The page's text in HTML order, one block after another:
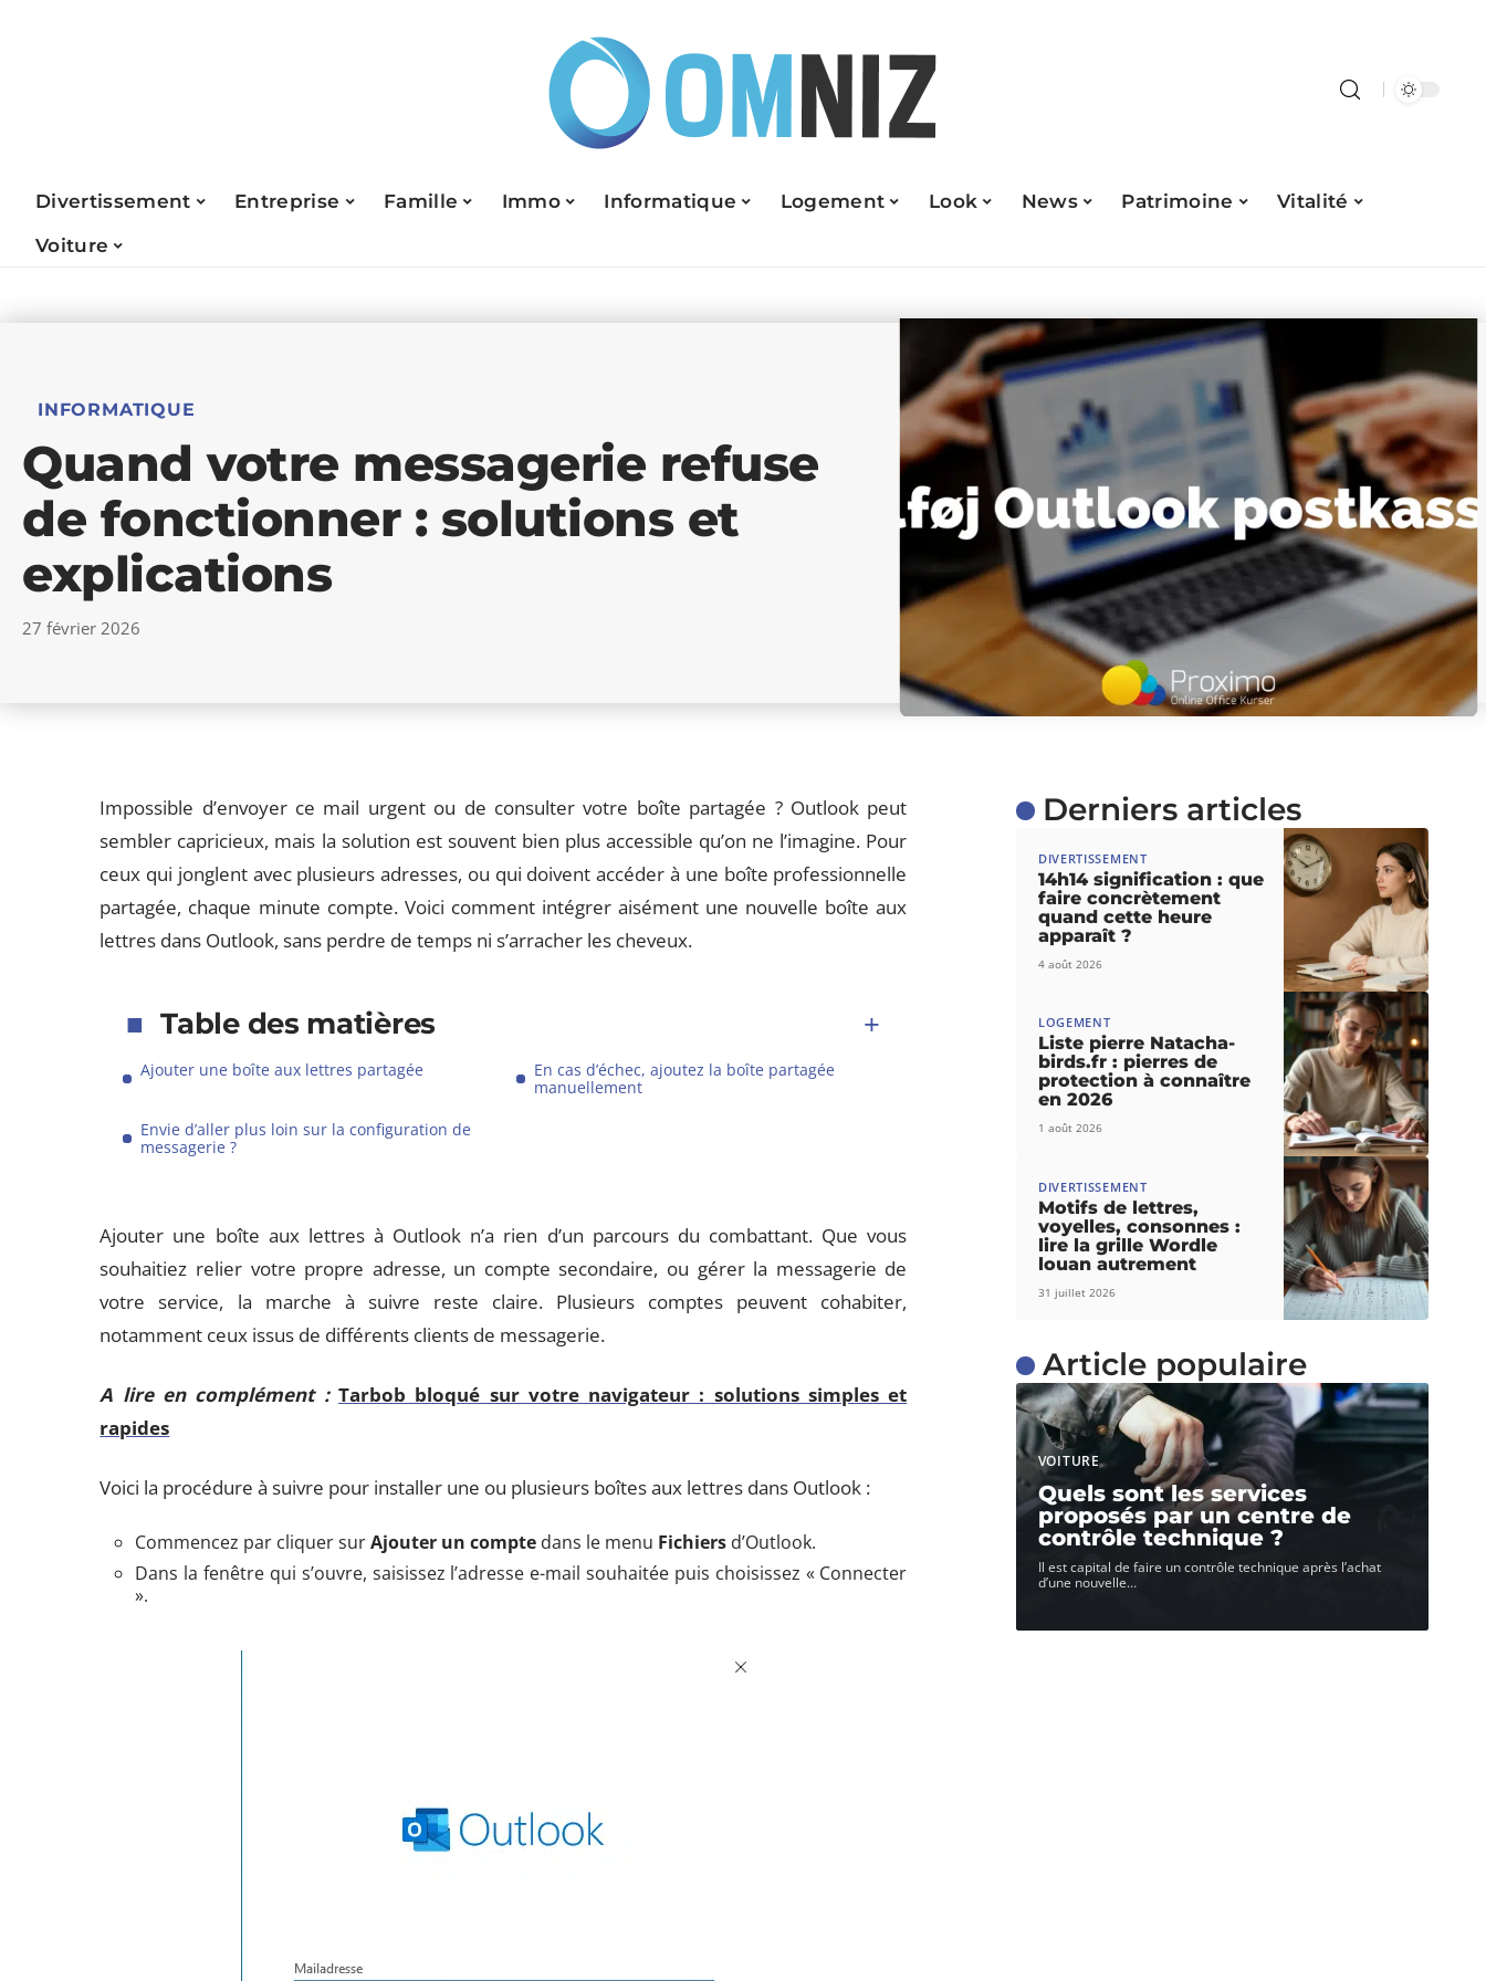
Divertissement Entreprise Famille Immo Informatique Logement Look News Patrimoine
Vitalité
Voiture
INFORMATIQUE
Quand votre messagerie refuse
de fonctionner : solutions et
explications
27 février 2026
Impossible d’envoyer ce mail urgent ou de consulter votre boîte partagée ? Outlook peut
sembler capricieux, mais la solution est souvent bien plus accessible qu’on ne l’imagine. Pour
ceux qui jonglent avec plusieurs adresses, ou qui doivent accéder à une boîte professionnelle
partagée, chaque minute compte. Voici comment intégrer aisément une nouvelle boîte aux
lettres dans Outlook, sans perdre de temps ni s’arracher les cheveux.
Table des matières
Ajouter une boîte aux lettres partagée
En cas d’échec, ajoutez la boîte partagée
manuellement
Envie d’aller plus loin sur la configuration de
messagerie ?
Ajouter une boîte aux lettres à Outlook n’a rien d’un parcours du combattant. Que vous
souhaitiez relier votre propre adresse, un compte secondaire, ou gérer la messagerie de
votre service, la marche à suivre reste claire. Plusieurs comptes peuvent cohabiter,
notamment ceux issus de différents clients de messagerie.
A lire en complément : Tarbob bloqué sur votre navigateur : solutions simples et
rapides
Voici la procédure à suivre pour installer une ou plusieurs boîtes aux lettres dans Outlook :
Commencez par cliquer surAjouter un compte dans le menu Fichiers d’Outlook.
Dans la fenêtre qui s’ouvre, saisissez l’adresse e-mail souhaitée puis choisissez « Connecter
».
Derniers articles
DIVERTISSEMENT
14h14 signification : que
faire concrètement
quand cette heure
apparaît ?
4 août 2026
LOGEMENT
Liste pierre Natacha-
birds.fr : pierres de
protection à connaître
en 2026
1 août 2026
DIVERTISSEMENT
Motifs de lettres,
voyelles, consonnes :
lire la grille Wordle
louan autrement
31 juillet 2026
Article populaire
VOITURE
Quels sont les services
proposés par un centre de
contrôle technique ?
Il est capital de faire un contrôle technique après l’achat
d’une nouvelle…